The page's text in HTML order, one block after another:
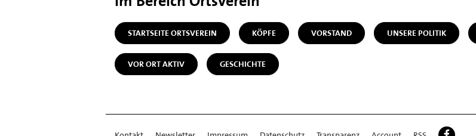
STARTSEITE ORTSVEREIN KÖPFE VORSTAND UNSERE POLITIK
VOR ORT AKTIV GESCHICHTE